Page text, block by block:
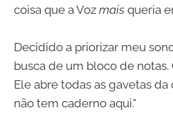
coisa que a Voz mais queria
Decidido a priorizar meu
busca de um bloco de
Ele abre todas as gavetas da
não tem caderno aqui."